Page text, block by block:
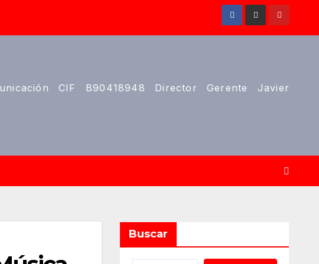
CIF B90418948 Director Gerente Javier
Buscar